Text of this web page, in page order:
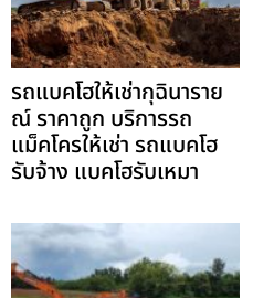
รถแบคโฮให้เช่ากุฉินาราย
ณ์ ราคาถูก บริการรถ
แม็คโครให้เช่า รถแบคโฮ
รับจ้าง แบคโฮรับเหมา